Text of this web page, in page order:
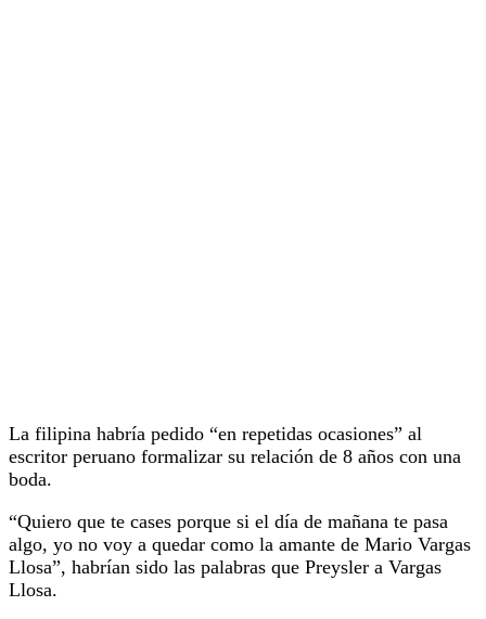
La filipina habría pedido “en repetidas ocasiones” al
escritor peruano formalizar su relación de 8 años con una
boda.
“Quiero que te cases porque si el día de mañana te pasa
algo, yo no voy a quedar como la amante de Mario Vargas
Llosa”, habrían sido las palabras que Preysler a Vargas
Llosa.